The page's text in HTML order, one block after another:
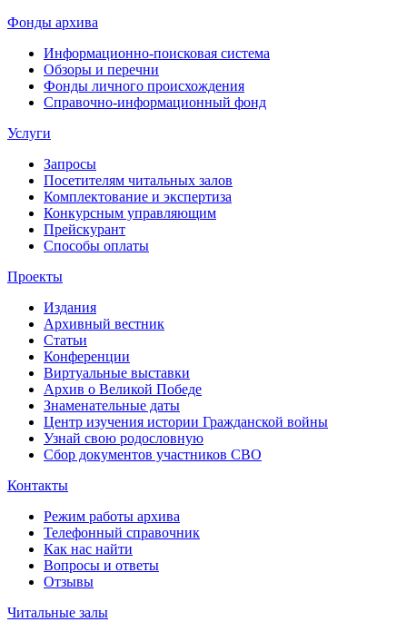
Фонды архива
Информационно-поисковая система
Обзоры и перечни
Фонды личного происхождения
Справочно-информационный фонд
Услуги
Запросы
Посетителям читальных залов
Комплектование и экспертиза
Конкурсным управляющим
Прейскурант
Способы оплаты
Проекты
Издания
Архивный вестник
Статьи
Конференции
Виртуальные выставки
Архив о Великой Победе
Знаменательные даты
Центр изучения истории Гражданской войны
Узнай свою родословную
Сбор документов участников СВО
Контакты
Режим работы архива
Телефонный справочник
Как нас найти
Вопросы и ответы
Отзывы
Читальные залы